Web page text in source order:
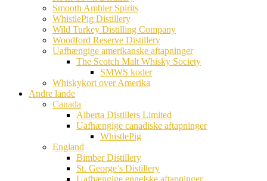
Smooth Ambler Spirits
WhistlePig Distillery
Wild Turkey Distilling Company
Woodford Reserve Distillery
Uafhængige amerikanske aftapninger
The Scotch Malt Whisky Society
SMWS koder
Whiskykort over Amerika
Andre lande
Canada
Alberta Distillers Limited
Uafhængige canadiske aftapninger
WhistlePig
England
Bimber Distillery
St. George’s Distillery